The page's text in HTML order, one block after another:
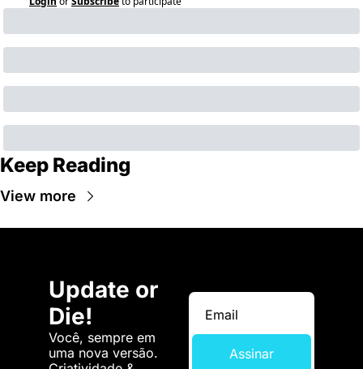
Keep Reading
View more
Update or
Die!
Você, sempre em
uma nova versão.
Assinar